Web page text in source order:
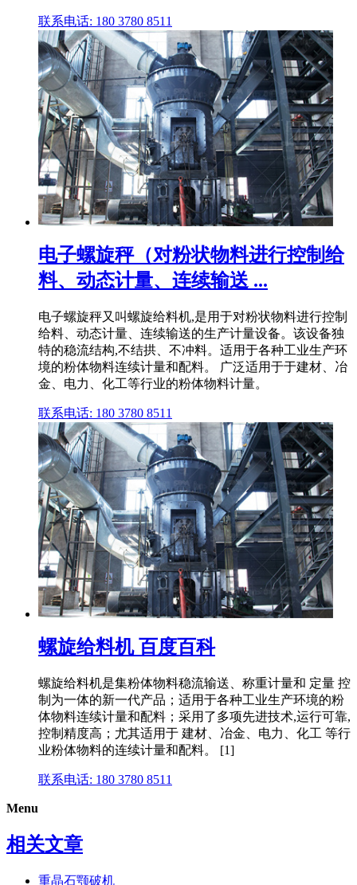
联系电话: 180 3780 8511
电子螺旋秤（对粉状物料进行控制给
料、动态计量、连续输送 ...
电子螺旋秤又叫螺旋给料机,是用于对粉状物料进行控制
给料、动态计量、连续输送的生产计量设备。该设备独
特的稳流结构,不结拱、不冲料。适用于各种工业生产环
境的粉体物料连续计量和配料。 广泛适用于于建材、冶
金、电力、化工等行业的粉体物料计量。
联系电话: 180 3780 8511
螺旋给料机 百度百科
螺旋给料机是集粉体物料稳流输送、称重计量和 定量 控
制为一体的新一代产品；适用于各种工业生产环境的粉
体物料连续计量和配料；采用了多项先进技术,运行可靠,
控制精度高；尤其适用于 建材、冶金、电力、化工 等行
业粉体物料的连续计量和配料。 [1]
联系电话: 180 3780 8511
Menu
相关文章
重晶石颚破机